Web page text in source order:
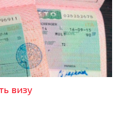
визу